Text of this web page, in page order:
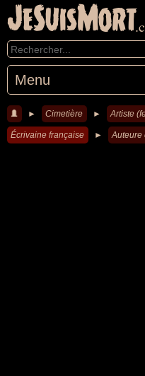
JeSuisMort
Menu
► Cimetière ► Artiste
Écrivaine française ► Auteure